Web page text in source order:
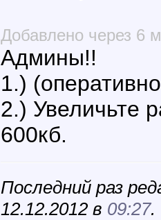
Добавлено через 6
Админы!!
1.)
2.) Увеличьте
600кб.
Последний раз
12.12.2012 в 09:27.